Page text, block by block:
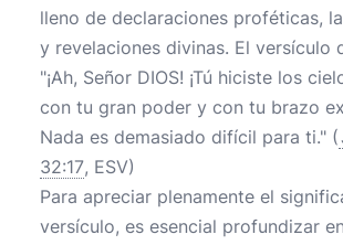
lleno de declaraciones proféticas,
y revelaciones divinas. El versículo
"¡Ah, Señor DIOS! ¡Tú hiciste los
con tu gran poder y con tu brazo
Nada es demasiado difícil para ti." (
32:17, ESV)
Para apreciar plenamente el
versículo, es esencial profundizar